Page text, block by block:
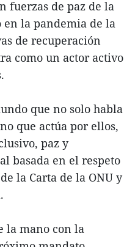
fuerzas de paz de la
en la pandemia de la
de recuperación
como un actor activo
que no solo habla
que actúa por ellos,
paz y
basada en el respeto
la Carta de la ONU y
la mano con la